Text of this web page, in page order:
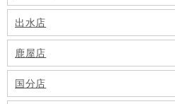
出水店
鹿屋店
国分店